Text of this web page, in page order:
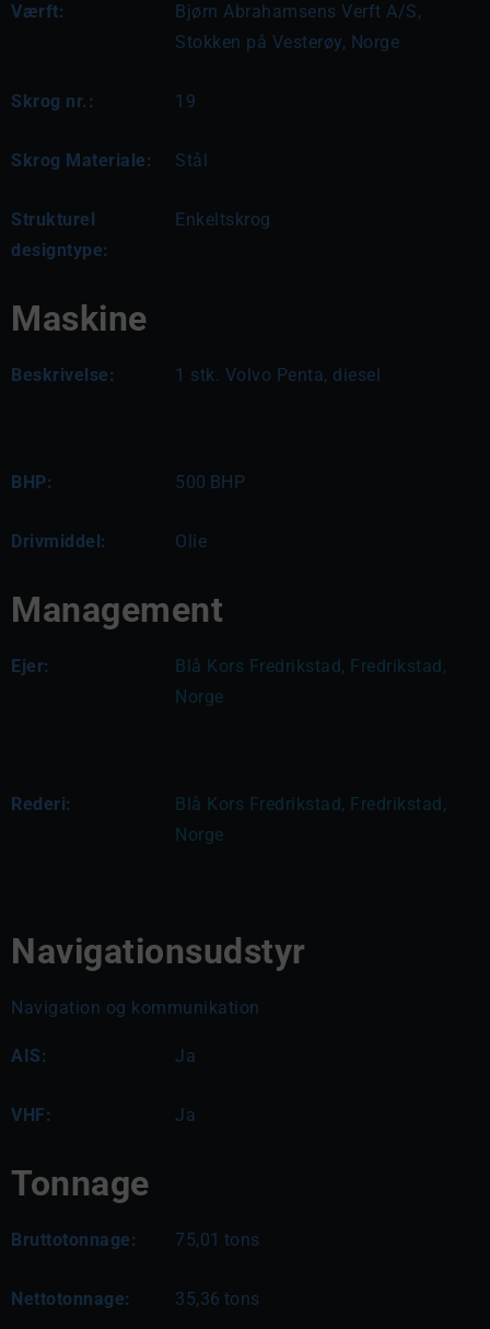
Værft:
Bjørn Abrahamsens Verft A/S,
Stokken på Vesterøy, Norge
Skrog nr.: 19
Skrog Materiale: Stål
Strukturel
designtype:
Enkeltskrog
Maskine
Beskrivelse: 1 stk. Volvo Penta, diesel
BHP: 500 BHP
Drivmiddel: Olie
Management
Ejer:
Blå Kors Fredrikstad, Fredrikstad,
Norge
Rederi:
Blå Kors Fredrikstad, Fredrikstad,
Norge
Navigationsudstyr
Navigation og kommunikation
AIS: Ja
VHF: Ja
Tonnage
Bruttotonnage: 75,01 tons
Nettotonnage: 35,36 tons